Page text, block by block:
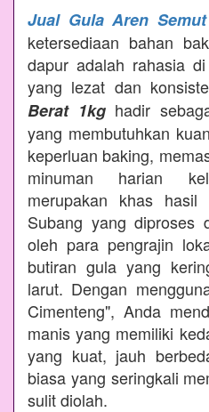
Jual Gula Aren
ketersediaan bahan
dapur adalah rahasia
yang lezat dan
Berat 1kghadir
yang membutuhkan
keperluan baking,
minuman harian
merupakan khas
Subang yang diproses
oleh para pengrajin
butiran gula yang
larut. Dengan
Cimenteng", Anda
manis yang memiliki
yang kuat, jauh
biasa yang seringkali
sulit diolah.